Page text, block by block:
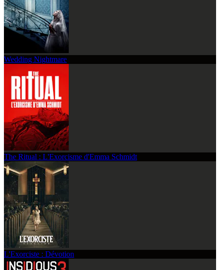
Wedding Nightmare
The Ritual : L'Exorcisme d'Emma Schmidt
L'Exorciste : Dévotion